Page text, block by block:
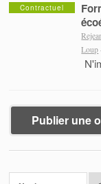
Contractuel
Loup
Publier une